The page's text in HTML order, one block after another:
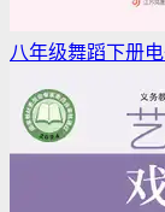
八年级舞蹈下册